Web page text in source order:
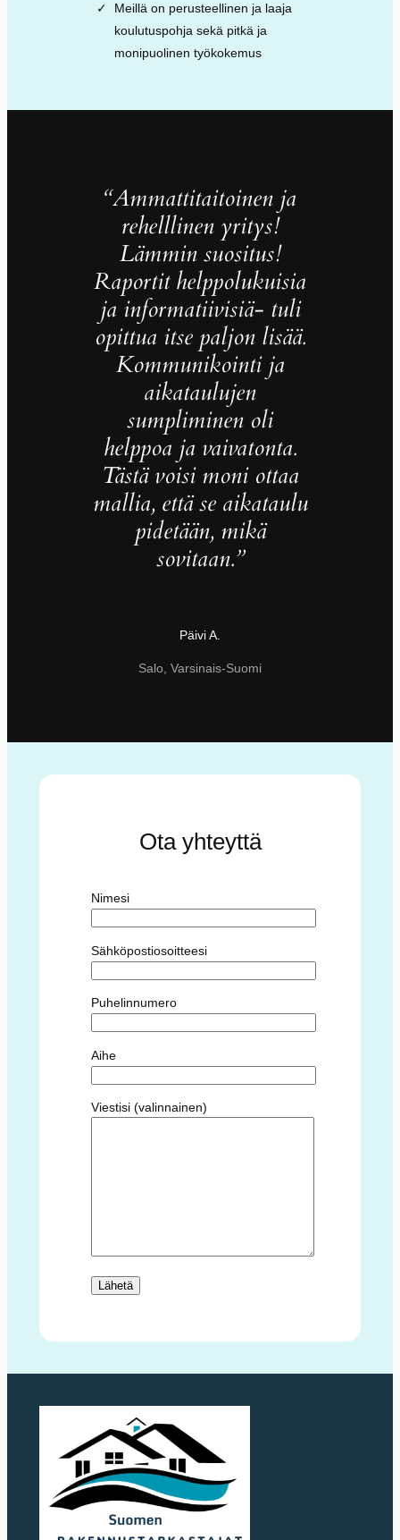
Meillä on perusteellinen ja laaja
koulutuspohja sekä pitkä ja
monipuolinen työkokemus
“Ammattitaitoinen ja
rehelllinen yritys!
Lämmin suositus!
Raportit helppolukuisia
ja informatiivisiä- tuli
opittua itse paljon lisää.
Kommunikointi ja
aikataulujen
sumpliminen oli
helppoa ja vaivatonta.
Tästä voisi moni ottaa
mallia, että se aikataulu
pidetään, mikä
sovitaan.”
Päivi A.
Salo, Varsinais-Suomi
Ota yhteyttä
Nimesi
Sähköpostiosoitteesi
Puhelinnumero
Aihe
Viestisi (valinnainen)